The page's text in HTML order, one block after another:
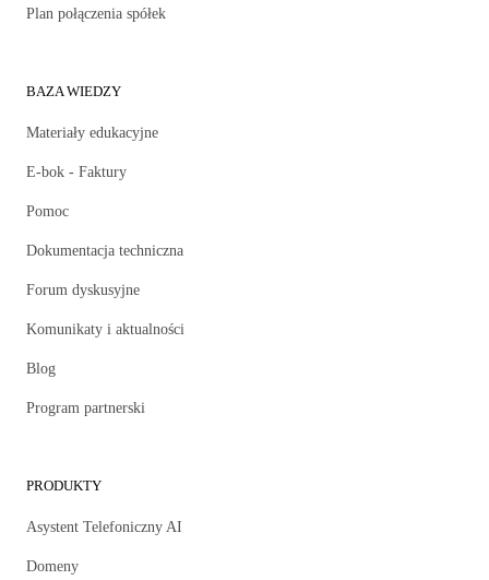
Plan połączenia spółek
BAZA WIEDZY
Materiały edukacyjne
E-bok - Faktury
Pomoc
Dokumentacja techniczna
Forum dyskusyjne
Komunikaty i aktualności
Blog
Program partnerski
PRODUKTY
Asystent Telefoniczny AI
Domeny